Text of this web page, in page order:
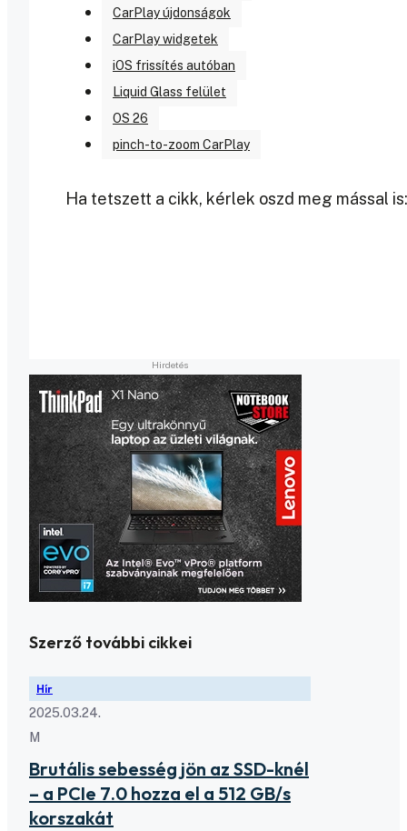
CarPlay újdonságok
CarPlay widgetek
iOS frissítés autóban
Liquid Glass felület
OS 26
pinch-to-zoom CarPlay
Ha tetszett a cikk, kérlek oszd meg mással is:
Szerző további cikkei
Hír
2025.03.24.
M
Brutális sebesség jön az SSD-knél
– a PCIe 7.0 hozza el a 512 GB/s
korszakát